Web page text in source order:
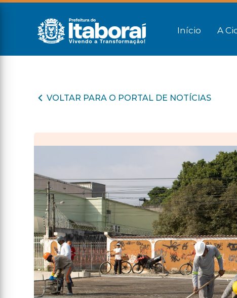
Início A
VOLTAR PARA O PORTAL DE NOTÍCIAS